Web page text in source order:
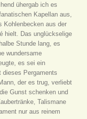
ühergab ich es
Kapellan aus,
Kohlenbecken aus der
hielt. Das unglückselige
Stunde lang, es
wundersame
es sei ein
dieses Pergaments
der es trug, verliebt
Gunst schenken und
Talismane
nur aus reinem